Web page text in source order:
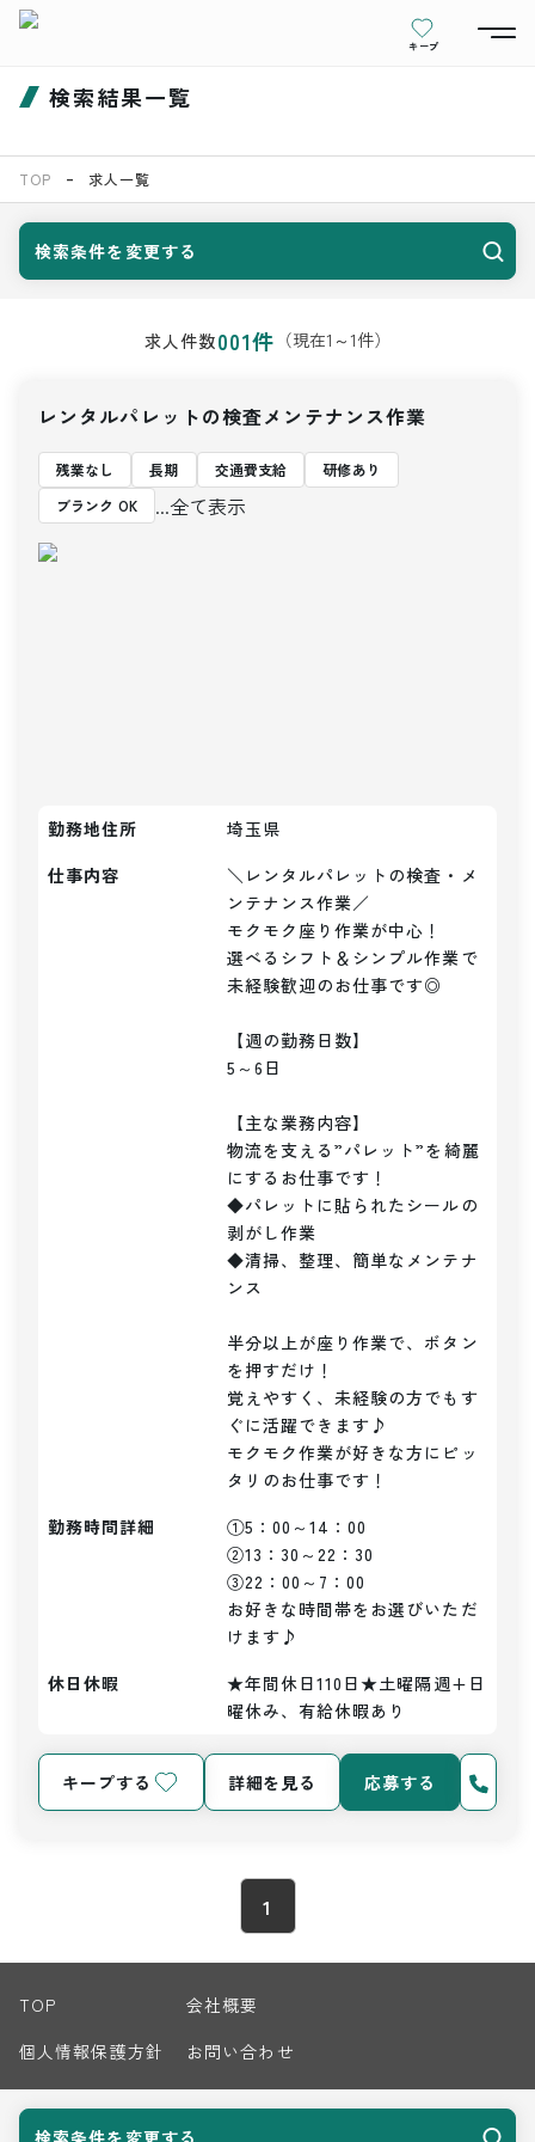
キープ
検索結果一覧
TOP 求人一覧
検索条件を変更する
検索条件を変更する
求人件数001件 （現在1 ～1件）
レンタルパレットの検査メンテナンス作業
残業なし 長期 交通費支給
研修あり
ブランク OK
...全て表示
勤務地住所
埼玉県
仕事内容
＼レンタルパレットの検査・メ
ンテナンス作業／
モクモク座り作業が中心！
選べるシフト＆シンプル作業で
未経験歓迎のお仕事です◎
【週の勤務日数】
5～6日
【主な業務内容】
物流を支える”パレット”を綺麗
にするお仕事です！
◆パレットに貼られたシールの
剥がし作業
◆清掃、整理、簡単なメンテナ
ンス
半分以上が座り作業で、ボタン
を押すだけ！
覚えやすく、未経験の方でもす
ぐに活躍できます♪
モクモク作業が好きな方にピッ
タリのお仕事です！
勤務時間詳細
①5：00～14：00
②13：30～22：30
③22：00～7：00
お好きな時間帯をお選びいただ
けます♪
休日休暇
★年間休日110日★土曜隔週+日
曜休み、有給休暇あり
キープする 詳細を見る 応募する
1
TOP
会社概要
個人情報保護方針
お問い合わせ